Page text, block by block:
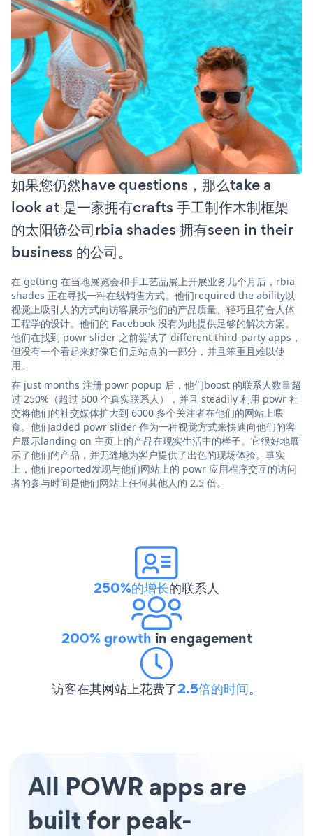
如果您仍然have questions，那么take a
look at 是一家拥有crafts 手工制作木制框架
的太阳镜公司rbia shades 拥有seen in their
business 的公司。
在 getting 在当地展览会和手工艺品展上开展业务几个月后，rbia
shades 正在寻找一种在线销售方式。他们required the ability以
视觉上吸引人的方式向访客展示他们的产品质量、轻巧且符合人体
工程学的设计。他们的 Facebook 没有为此提供足够的解决方案。
他们在找到 powr slider 之前尝试了 different third-party apps，
但没有一个看起来好像它们是站点的一部分，并且笨重且难以使
用。
在 just months 注册 powr popup 后，他们boost 的联系人数量超
过 250%（超过 600 个真实联系人），并且 steadily 利用 powr 社
交将他们的社交媒体扩大到 6000 多个关注者在他们的网站上喂
食。他们added powr slider 作为一种视觉方式来快速向他们的客
户展示landing on 主页上的产品在现实生活中的样子。它很好地展
示了他们的产品，并无缝地为客户提供了出色的现场体验。事实
上，他们reported发现与他们网站上的 powr 应用程序交互的访问
者的参与时间是他们网站上任何其他人的 2.5 倍。
250%的增长的联系人
200% growth in engagement
访客在其网站上花费了2.5倍的时间。
All POWR apps are
built for peak-